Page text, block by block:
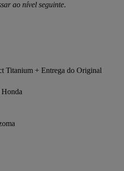
ao nível seguinte.
Titanium + Entrega do Original